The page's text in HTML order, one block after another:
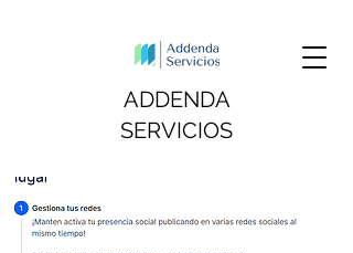
ADDENDA
SERVICIOS